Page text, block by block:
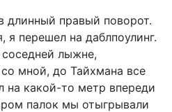
правый поворот.
я перешел на даблпоулинг.
лыжне,
мной, до Тайхмана все
какой-то метр впереди
палок мы отыгрывали